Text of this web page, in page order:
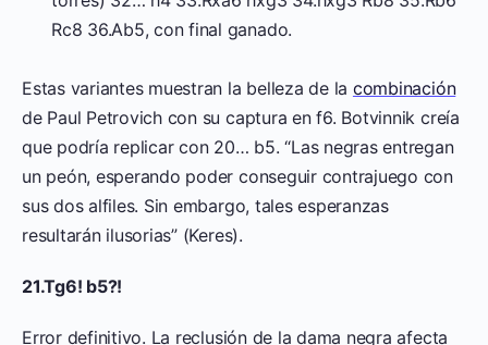
Rc8 36.Ab5, con final ganado.
Estas variantes muestran la belleza de la combinación
de Paul Petrovich con su captura en f6. Botvinnik creía
que podría replicar con 20… b5. “Las negras entregan
un peón, esperando poder conseguir contrajuego con
sus dos alfiles. Sin embargo, tales esperanzas
resultarán ilusorias” (Keres).
21.Tg6! b5?!
Error definitivo. La reclusión de la dama negra afecta